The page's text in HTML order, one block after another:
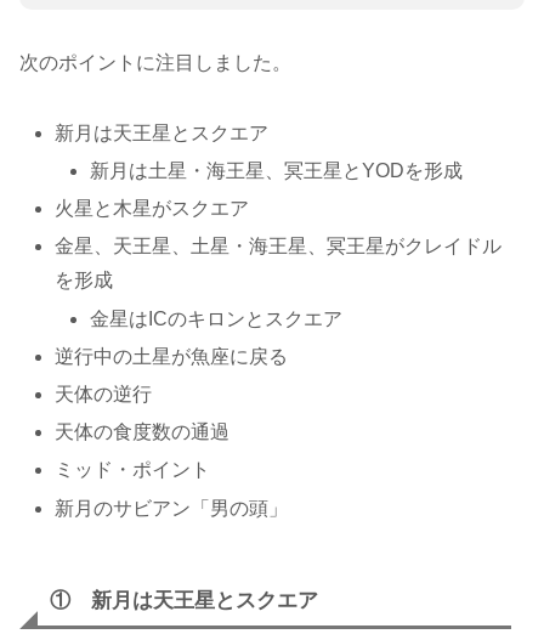
次のポイントに注目しました。
新月は天王星とスクエア
新月は土星・海王星、冥王星とYODを形成
火星と木星がスクエア
金星、天王星、土星・海王星、冥王星がクレイドル
を形成
金星はICのキロンとスクエア
逆行中の土星が魚座に戻る
天体の逆行
天体の食度数の通過
ミッド・ポイント
新月のサビアン「男の頭」
① 新月は天王星とスクエア